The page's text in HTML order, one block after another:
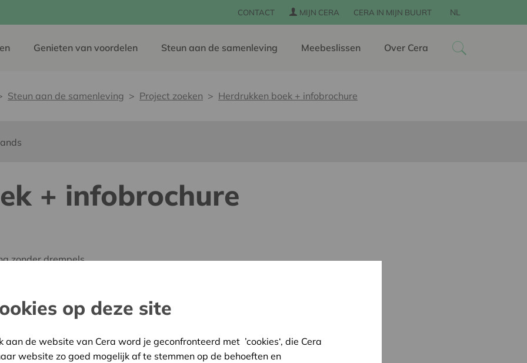
CONTACT MIJN CERA CERA IN MIJN BUURT NL
Genieten van voordelen Steun aan de samenleving Meebeslissen Over Cera
Steun aan de samenleving Project zoeken Herdrukken boek + infobrochure
+ infobrochure
zonder drempels
08/10/2025
Goedgekeurd
op deze site
aan de website van Cera word je geconfronteerd met ’cookies‘, die Cera
website zo goed mogelijk af te stemmen op de behoeften en